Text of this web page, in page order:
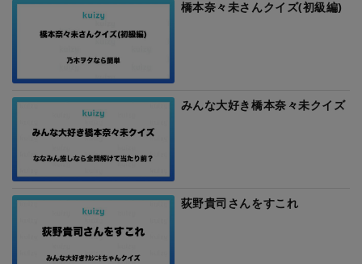
橋本奈々未さんクイズ(初級編)
みんな大好き橋本奈々未クイズ
荻野貴司さんをすこれ